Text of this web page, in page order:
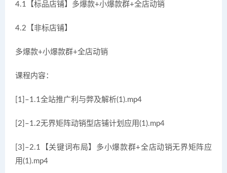
4.1【标品店铺】多爆款+小爆款群+全店动销
4.2【非标店铺】
多爆款+小爆款群+全店动销
课程内容：
[1]–1.1全站推广利与弊及解析(1).mp4
[2]–1.2无界矩阵动销型店铺计划应用(1).mp4
[3]–2.1【关键词布局】多小爆款群+全店动销无界矩阵应
用(1).mp4